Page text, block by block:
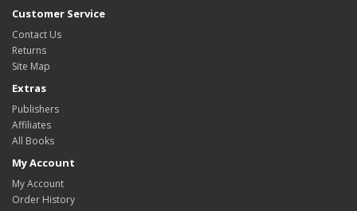
Customer Service
Contact Us
Returns
Site Map
Extras
Publishers
Affiliates
All Books
My Account
My Account
Order History